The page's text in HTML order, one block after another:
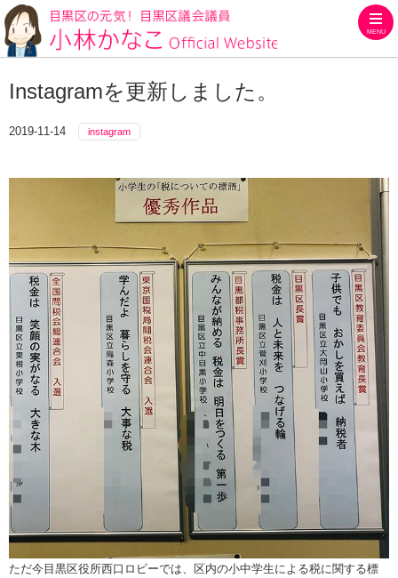
MENU
Instagramを更新しました。
2019-11-14 instagram
ただ今目黒区役所西口ロビーでは、区内の小中学生による税に関する標